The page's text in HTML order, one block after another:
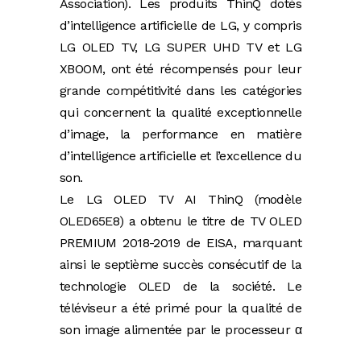
Association). Les produits ThinQ dotés
d’intelligence artificielle de LG, y compris
LG OLED TV, LG SUPER UHD TV et LG
XBOOM, ont été récompensés pour leur
grande compétitivité dans les catégories
qui concernent la qualité exceptionnelle
d’image, la performance en matière
d’intelligence artificielle et l’excellence du
son.
Le LG OLED TV AI ThinQ (modèle
OLED65E8) a obtenu le titre de TV OLED
PREMIUM 2018-2019 de EISA, marquant
ainsi le septième succès consécutif de la
technologie OLED de la société. Le
téléviseur a été primé pour la qualité de
son image alimentée par le processeur α